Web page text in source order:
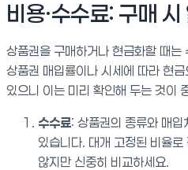
비용·수수료: 구매
상품권을 구매하거나 현금화할 때는
상품권 매입률이나 시세에 따라 현
있으니 이는 미리 확인해 두는 것이
수수료: 상품권의 종류와 매
있습니다. 대개 고정된 비율
않지만 신중히 비교하세요.